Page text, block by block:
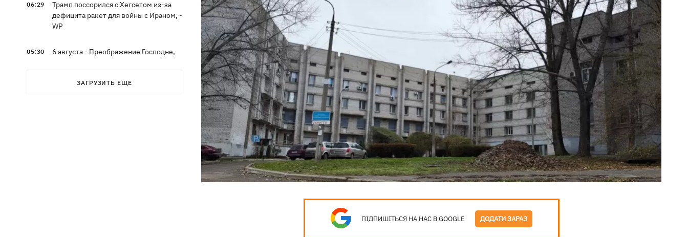
06:29
Трамп поссорился с Хегсетом из-за
дефицита ракет для войны с Ираном, -
WP
05:30
6 августа - Преображение Господне,
ЗАГРУЗИТЬ ЕЩЕ
ПІДПИШІТЬСЯ НА НАС В GOOGLE ДОДАТИ ЗАРАЗ